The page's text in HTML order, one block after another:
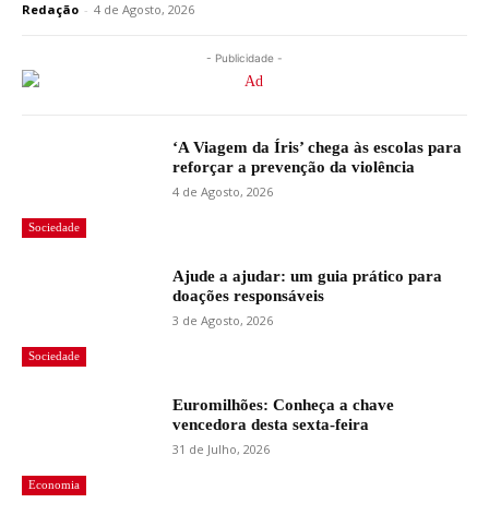
Redação - 4 de Agosto, 2026
- Publicidade -
Sociedade
‘A Viagem da Íris’ chega às escolas para
reforçar a prevenção da violência
4 de Agosto, 2026
Sociedade
Ajude a ajudar: um guia prático para
doações responsáveis
3 de Agosto, 2026
Economia
Euromilhões: Conheça a chave
vencedora desta sexta-feira
31 de Julho, 2026